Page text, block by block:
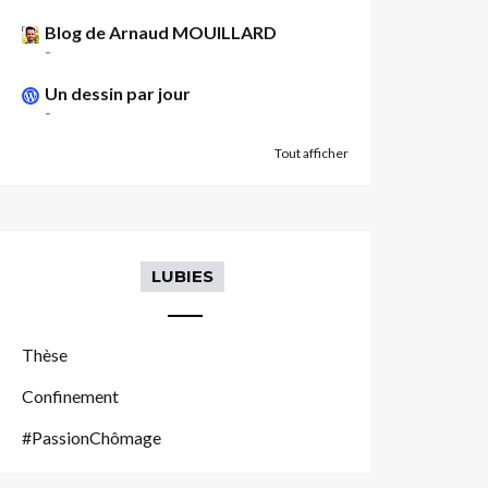
Blog de Arnaud MOUILLARD
-
Un dessin par jour
-
Tout afficher
LUBIES
Thèse
Confinement
#PassionChômage